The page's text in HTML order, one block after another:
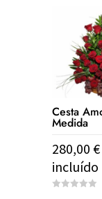
Cesta
Medida
280,00€
incluído